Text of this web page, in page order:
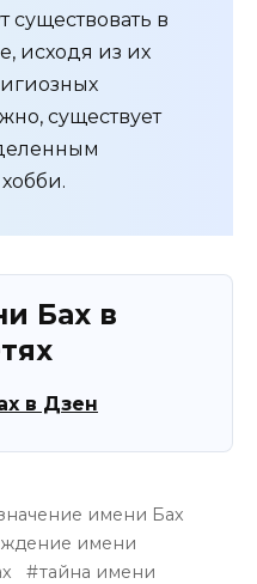
существовать в
исходя из их
существует
Бах в
в Дзен
имени Бах
имени
тайна имени